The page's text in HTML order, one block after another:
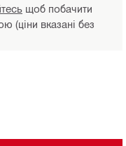
щоб побачити
(ціни вказані без